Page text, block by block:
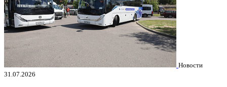
Новости
31.07.2026